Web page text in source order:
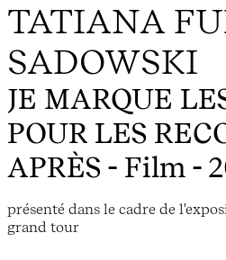
TATIANA
SADOWSKI
JE MARQUE
POUR LES
APRÈS - Film -
présenté dans le cadre de
grand tour